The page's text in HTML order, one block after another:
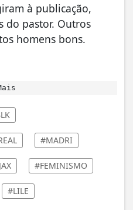
à publicação,
do pastor. Outros
homens bons.
#MADRI
#FEMINISMO
#LILE